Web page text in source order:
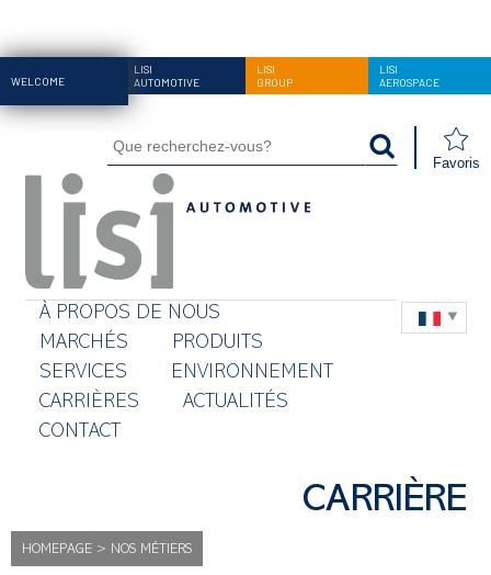
WELCOME
LISI
AUTOMOTIVE
LISI
GROUP
LISI
AEROSPACE
Favoris
À PROPOS DE NOUS
MARCHÉS
PRODUITS
SERVICES
ENVIRONNEMENT
CARRIÈRES
ACTUALITÉS
CONTACT
CARRIÈRE
HOMEPAGE > NOS MÉTIERS